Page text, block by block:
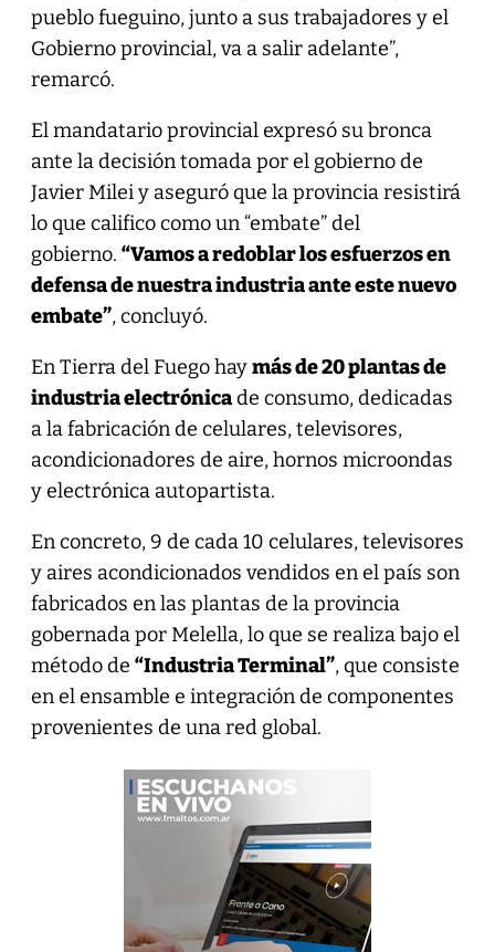
pueblo fueguino, junto a sus trabajadores y el
Gobierno provincial, va a salir adelante”,
remarcó.
El mandatario provincial expresó su bronca
ante la decisión tomada por el gobierno de
Javier Milei y aseguró que la provincia resistirá
lo que califico como un “embate” del
gobierno. “Vamos a redoblar los esfuerzos en
defensa de nuestra industria ante este nuevo
embate”, concluyó.
En Tierra del Fuego haymás de 20 plantas de
industria electrónicade consumo, dedicadas
a la fabricación de celulares, televisores,
acondicionadores de aire, hornos microondas
y electrónica autopartista.
En concreto, 9 de cada 10 celulares, televisores
y aires acondicionados vendidos en el país son
fabricados en las plantas de la provincia
gobernada por Melella, lo que se realiza bajo el
método de “Industria Terminal”, que consiste
en el ensamble e integración de componentes
provenientes de una red global.